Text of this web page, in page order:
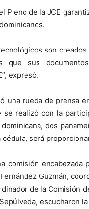
Pleno de la JCE
son
que sus
expresó.
una rueda de prensa
se realizó con la
dos
será
comisión
Guzmán,
de la Comisión
escucharon